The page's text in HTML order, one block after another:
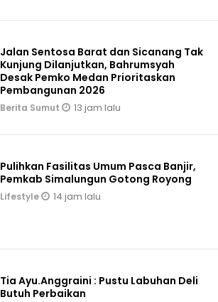
Jalan Sentosa Barat dan Sicanang Tak
Kunjung Dilanjutkan, Bahrumsyah
Desak Pemko Medan Prioritaskan
Pembangunan 2026
Berita Sumut 13 jam lalu
Pulihkan Fasilitas Umum Pasca Banjir,
Pemkab Simalungun Gotong Royong
Lifestyle 14 jam lalu
Tia Ayu.Anggraini : Pustu Labuhan Deli
Butuh Perbaikan